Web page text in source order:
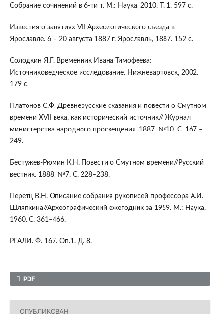
Собрание сочинений в 6-ти т. М.: Наука, 2010. Т. 1. 597 с.
Известия о занятиях VII Археологического съезда в
Ярославле. 6 – 20 августа 1887 г. Ярославль, 1887. 152 c.
Солодкин Я.Г. Временник Ивана Тимофеева:
Источниковедческое исследование. Нижневартовск, 2002.
179 с.
Платонов С.Ф. Древнерусские сказания и повести о Смутном
времени XVII века, как исторический источник// Журнал
министерства народного просвещения. 1887. №10. С. 167 –
249.
Бестужев-Рюмин К.Н. Повести о Смутном времени//Русский
вестник. 1888. №7. С. 228–238.
Перетц В.Н. Описание собрания рукописей профессора А.И.
Шляпкина//Археографический ежегодник за 1959. М.: Наука,
1960. С. 361–466.
РГАЛИ. Ф. 167. Оп.1. Д. 8.
PDF
ОПУБЛИКОВАН